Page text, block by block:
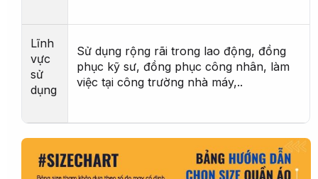
Lĩnh
vực
sử
dụng
Sử dụng rộng rãi trong lao động, đồng
phục kỹ sư, đồng phục công nhân, làm
việc tại công trường nhà máy,..